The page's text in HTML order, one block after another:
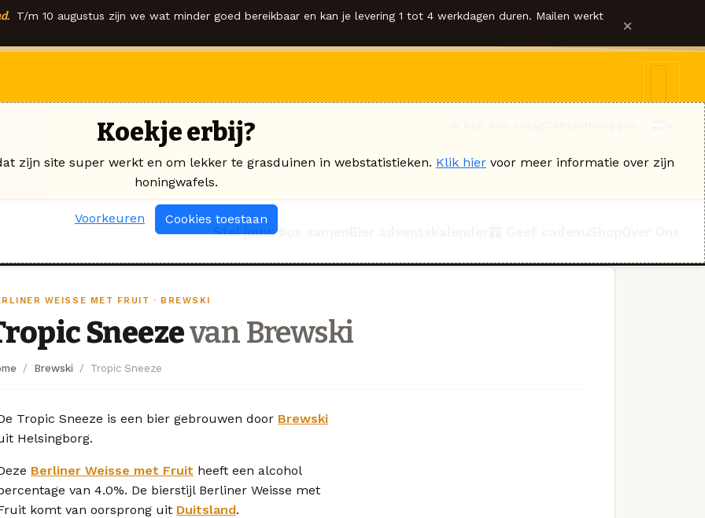
T/m 10 augustus zijn we wat minder goed bereikbaar en kan je levering 1 tot 4 werkdagen duren. Mailen werkt ×
Stel jouw box samen
WEISSE MET FRUIT · BREWSKI
Sneezevan Brewski
Brewski Tropic Sneeze
Tropic Sneeze is een bier gebrouwen door Brewski
Helsingborg.
Berliner Weisse met Fruit heeft een alcohol
van 4.0%. De bierstijl Berliner Weisse met
komt van oorsprong uit Duitsland.
Koekje erbij?
zijn site super werkt en om lekker te grasduinen in webstatistieken. Klik hier voor meer informatie over zijn
honingwafels.
Voorkeuren Cookies toestaan